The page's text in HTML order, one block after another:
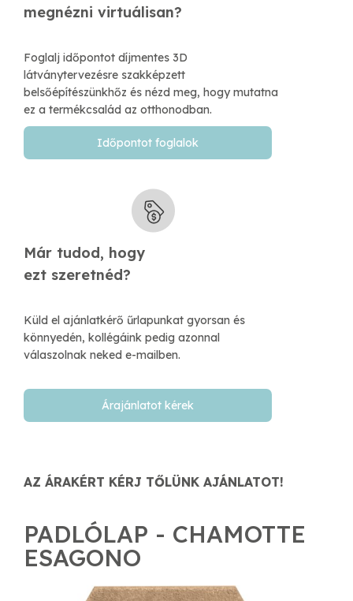
​megnézni virtuálisan?
Foglalj időpontot díjmentes 3D
látványtervezésre szakképzett
belsőépítészünkhőz és nézd meg, hogy mutatna
ez a termékcsalád az otthonodban.
Időpontot foglalok
Már tudod, hogy
​ezt szeretnéd?
Küld el ajánlatkérő űrlapunkat gyorsan és
könnyedén, kollégáink pedig azonnal
válaszolnak neked e-mailben.​
Árajánlatot kérek
AZ ÁRAKÉRT KÉRJ TŐLÜNK AJÁNLATOT!
PADLÓLAP - CHAMOTTE
ESAGONO